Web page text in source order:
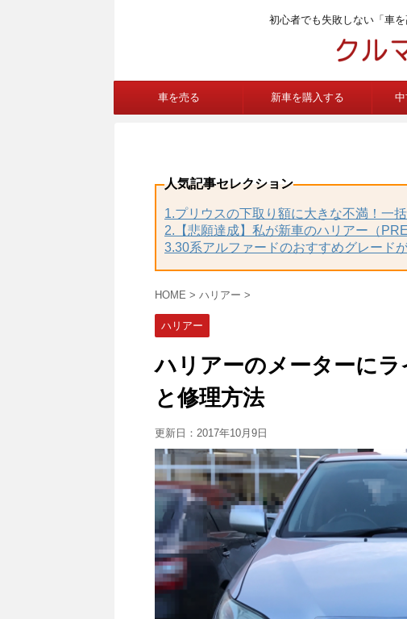
初心者でも失敗しない「車
車を売る 新車を購入する
人気記事セレクション
1.プリウスの下取り額に大きな不満！一
2.【悲願達成】私が新車のハリアー（
3.30系アルファードのおすすめグレード
HOME > ハリアー >
ハリアー
ハリアーのメーターに
と修理方法
更新日： 2017年10月9日